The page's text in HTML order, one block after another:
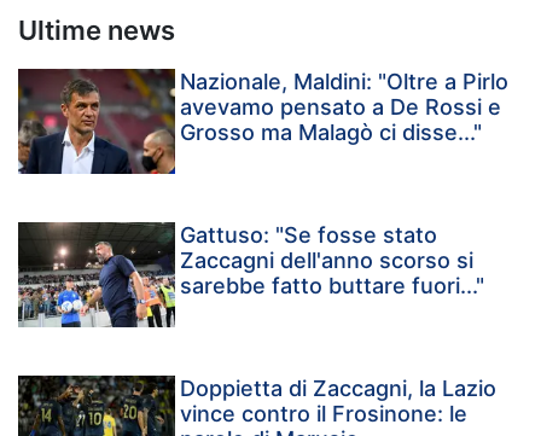
Ultime news
Nazionale, Maldini: "Oltre a Pirlo
avevamo pensato a De Rossi e
Grosso ma Malagò ci disse..."
Gattuso: "Se fosse stato
Zaccagni dell'anno scorso si
sarebbe fatto buttare fuori..."
Doppietta di Zaccagni, la Lazio
vince contro il Frosinone: le